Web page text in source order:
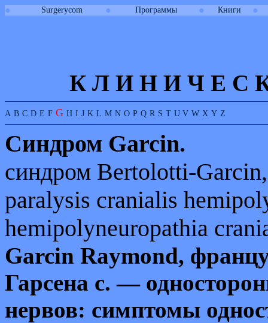
● Surgerycom ● Программы ● Книги ●
К Л И Н И Ч Е С
A B C D E F G H I J K L M N O P Q R S T U V W X Y Z
Синдром Garcin.
синдром Bertolotti-
paralysis cranialis
hemipolyneuropathia
Garcin Raymond,
Гарсена с. —
нервов: симптомы